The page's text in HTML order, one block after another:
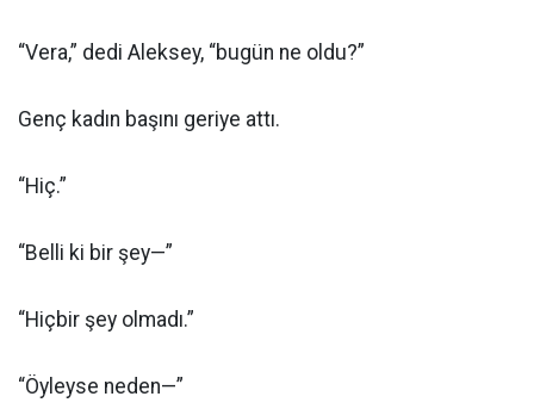
“Vera,” dedi Aleksey, “bugün ne oldu?”
Genç kadın başını geriye attı.
“Hiç.”
“Belli ki bir şey—”
“Hiçbir şey olmadı.”
“Öyleyse neden—”